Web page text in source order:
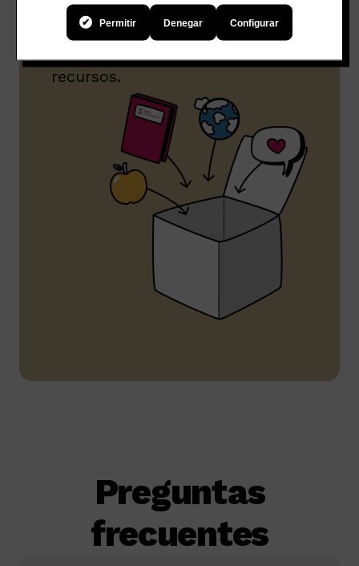
Permitir Denegar Configurar
espacio de participación para
familias, con talleres exclusivos,
recursos.
Preguntas
frecuentes